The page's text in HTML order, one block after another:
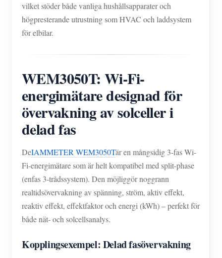
vilket stöder både vanliga hushållsapparater och
högpresterande utrustning som HVAC och laddsystem
för elbilar.
WEM3050T: Wi-Fi-
energimätare designad för
övervakning av solceller i
delad fas
DeIAMMETER WEM3050Tär en mångsidig 3-fas Wi-
Fi-energimätare som är helt kompatibel med split-phase
(enfas 3-trådssystem). Den möjliggör noggrann
realtidsövervakning av spänning, ström, aktiv effekt,
reaktiv effekt, effektfaktor och energi (kWh) – perfekt för
både nät- och solcellsanalys.
Kopplingsexempel: Delad fasövervakning